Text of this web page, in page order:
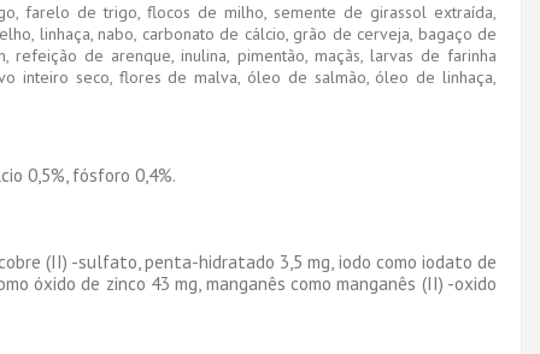
farelo de trigo, flocos de milho, semente de girassol extraída,
linhaça, nabo, carbonato de cálcio, grão de cerveja, bagaço de
de arenque, inulina, pimentão, maçãs, larvas de farinha
inteiro seco, flores de malva, óleo de salmão, óleo de linhaça,
0,5%, fósforo 0,4%.
(II) -sulfato, penta-hidratado 3,5 mg, iodo como iodato de
óxido de zinco 43 mg, manganês como manganês (II) -oxido